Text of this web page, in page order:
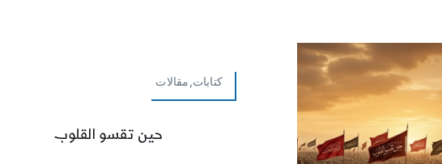
كتابات,مقالات
حين تقسو القلوب